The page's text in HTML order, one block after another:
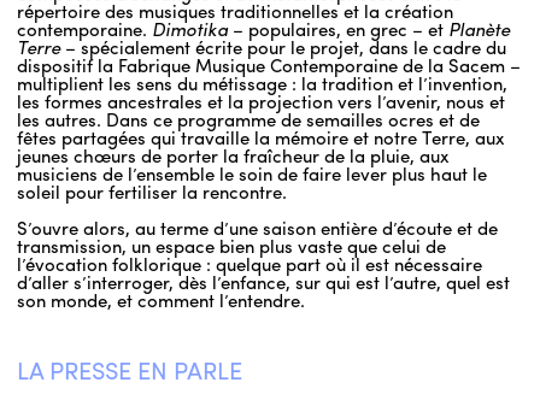
répertoire des musiques traditionnelles et la création
contemporaine. Dimotika– populaires, en grec – et Planète
Terre– spécialement écrite pour le projet, dans le cadre du
dispositif la Fabrique Musique Contemporaine de la Sacem –
multiplient les sens du métissage : la tradition et l’invention,
les formes ancestrales et la projection vers l’avenir, nous et
les autres. Dans ce programme de semailles ocres et de
fêtes partagées qui travaille la mémoire et notre Terre, aux
jeunes chœurs de porter la fraîcheur de la pluie, aux
musiciens de l’ensemble le soin de faire lever plus haut le
soleil pour fertiliser la rencontre.
S’ouvre alors, au terme d’une saison entière d’écoute et de
transmission, un espace bien plus vaste que celui de
l’évocation folklorique : quelque part où il est nécessaire
d’aller s’interroger, dès l’enfance, sur qui est l’autre, quel est
son monde, et comment l’entendre.
LA PRESSE EN PARLE